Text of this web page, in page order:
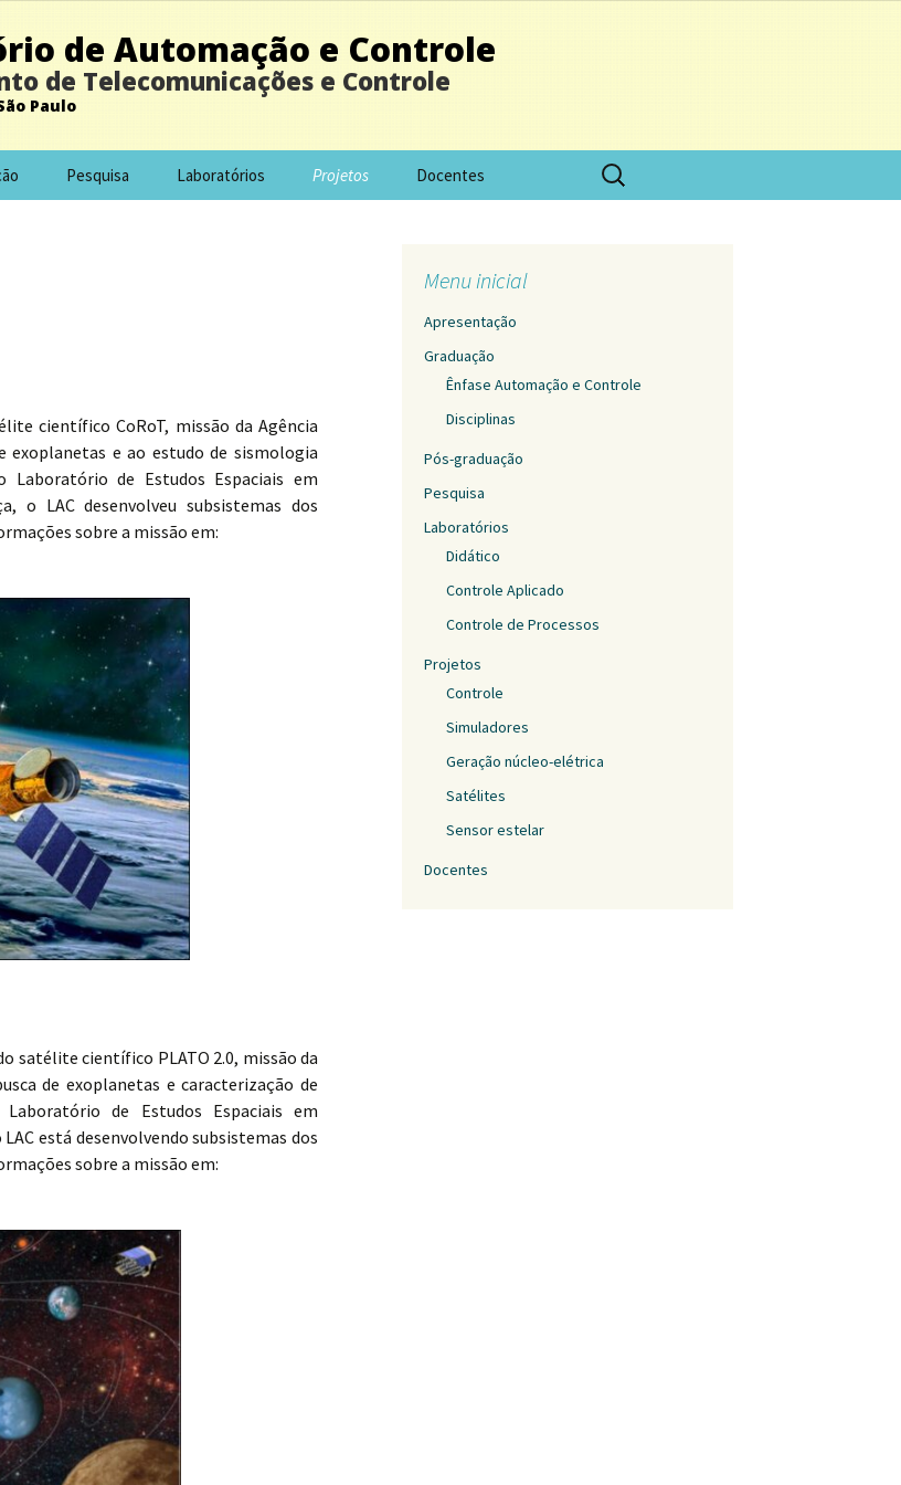
de Automação e Controle
de Telecomunicações e Controle
Paulo
Pesquisa Laboratórios Projetos Docentes
científico CoRoT, missão da Agência
exoplanetas e ao estudo de sismologia
de Estudos Espaciais em
o LAC desenvolveu subsistemas dos
sobre a missão em:
satélite científico PLATO 2.0, missão da
de exoplanetas e caracterização de
de Estudos Espaciais em
está desenvolvendo subsistemas dos
sobre a missão em:
Menu inicial
Apresentação
Graduação
Ênfase Automação e Controle
Disciplinas
Pós-graduação
Pesquisa
Laboratórios
Didático
Controle Aplicado
Controle de Processos
Projetos
Controle
Simuladores
Geração núcleo-elétrica
Satélites
Sensor estelar
Docentes